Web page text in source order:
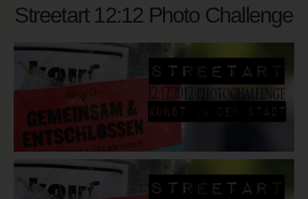
Streetart 12:12 Photo Challenge